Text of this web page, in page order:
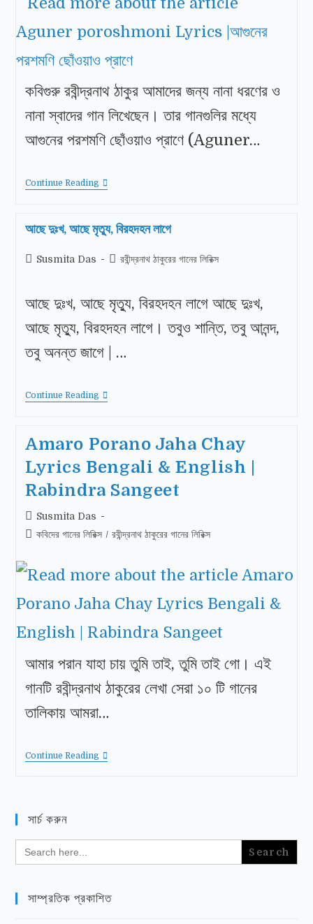
কবিগুরু রবীন্দ্রনাথ ঠাকুর আমাদের জন্য নানা ধরণের ও
নানা স্বাদের গান লিখেছেন। তার গানগুলির মধ্যে
আগুনের পরশমণি ছোঁওয়াও প্রাণে (Aguner…
Continue Reading
আছে দুঃখ, আছে মৃত্যু, বিরহদহন লাগে
Susmita Das রবীন্দ্রনাথ ঠাকুরের গানের লিরিক্স
আছে দুঃখ, আছে মৃত্যু, বিরহদহন লাগে আছে দুঃখ,
আছে মৃত্যু, বিরহদহন লাগে। তবুও শান্তি, তবু আনন্দ,
তবু অনন্ত জাগে | …
Continue Reading
Amaro Porano Jaha Chay
Lyrics Bengali & English |
Rabindra Sangeet
Susmita Das
কবিদের গানের লিরিক্স / রবীন্দ্রনাথ ঠাকুরের গানের লিরিক্স
আমার পরান যাহা চায় তুমি তাই, তুমি তাই গাে। এই
গানটি রবীন্দ্রনাথ ঠাকুরের লেখা সেরা ১০ টি গানের
তালিকায় আমরা…
Continue Reading
সার্চ করুন
Search
for:
সাম্প্রতিক প্রকাশিত